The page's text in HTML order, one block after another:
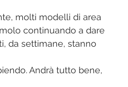
molti modelli di area
continuando a dare
da settimane, stanno
Andrà tutto bene,